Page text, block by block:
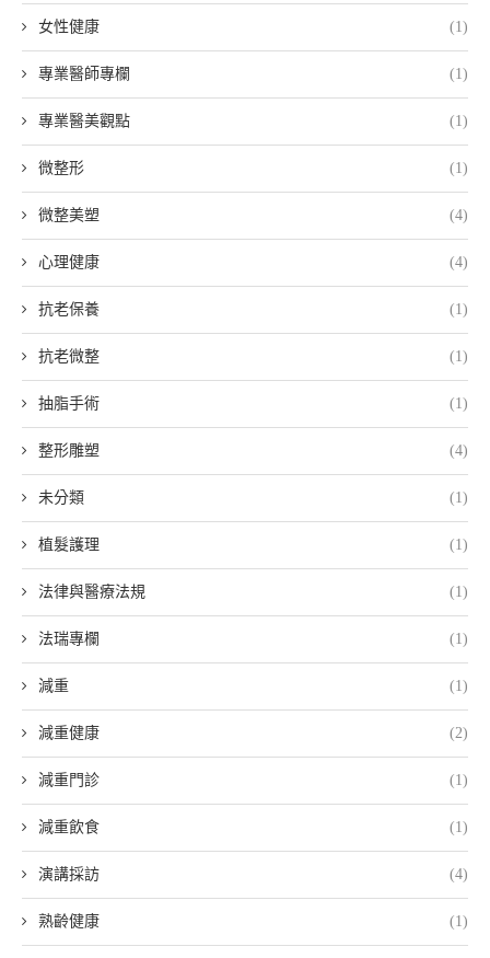
女性健康 (1)
專業醫師專欄 (1)
專業醫美觀點 (1)
微整形 (1)
微整美塑 (4)
心理健康 (4)
抗老保養 (1)
抗老微整 (1)
抽脂手術 (1)
整形雕塑 (4)
未分類 (1)
植髮護理 (1)
法律與醫療法規 (1)
法瑞專欄 (1)
減重 (1)
減重健康 (2)
減重門診 (1)
減重飲食 (1)
演講採訪 (4)
熟齡健康 (1)